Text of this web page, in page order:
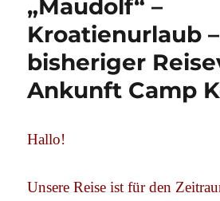
„Maudolf“ –
Kroatienurlaub –
bisheriger
Ankunft Camp
Hallo!
Unsere Reise ist für den